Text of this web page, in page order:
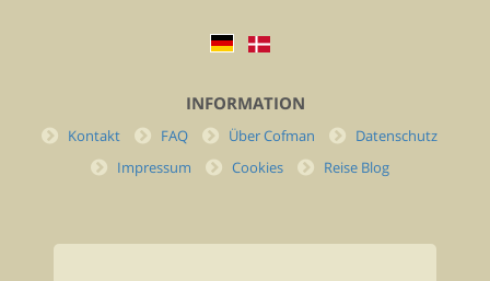
INFORMATION
Kontakt FAQ Über Cofman
Datenschutz
Impressum
Cookies Reise Blog